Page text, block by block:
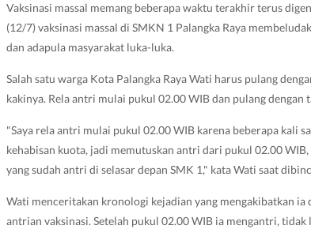
Vaksinasi massal memang beberapa waktu terakhir terus
(12/7) vaksinasi massal di SMKN 1 Palangka Raya
dan adapula masyarakat luka-luka.
Salah satu warga Kota Palangka Raya Wati harus pulang
kakinya. Rela antri mulai pukul 02.00 WIB dan pulang dengan
"Saya rela antri mulai pukul 02.00 WIB karena beberapa kali
kehabisan kuota, jadi memutuskan antri dari pukul 02.00
yang sudah antri di selasar depan SMK 1," kata Wati saat
Wati menceritakan kronologi kejadian yang mengakibatkan
antrian vaksinasi. Setelah pukul 02.00 WIB ia mengantri,